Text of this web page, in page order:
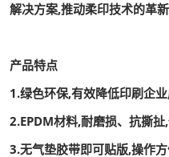
解决方案,推动柔印技术的革
产品特点
1.绿色环保,有效降低印刷企
2.EPDM材料,耐磨损、抗撕
3.无气垫胶带即可贴版,操作